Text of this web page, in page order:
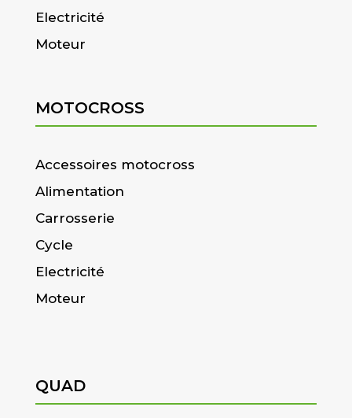
Electricité
Moteur
MOTOCROSS
Accessoires motocross
Alimentation
Carrosserie
Cycle
Electricité
Moteur
QUAD